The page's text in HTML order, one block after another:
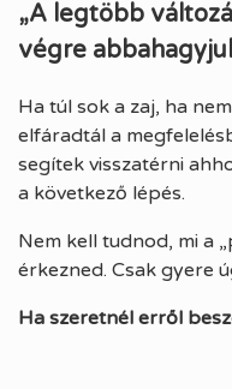
„A legtöbb
végre
Ha túl sok a zaj, ha
elfáradtál a
segítek visszatérni
a következő lépés.
Nem kell tudnod, mi a
érkezned. Csak gyere
Ha szeretnél erről